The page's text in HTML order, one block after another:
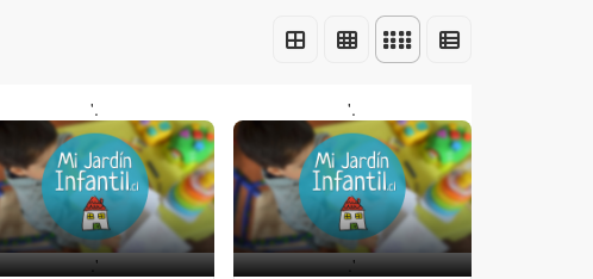
'.
.'
'.
.'